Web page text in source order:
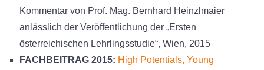
Kommentar von Prof. Mag. Bernhard Heinzlmaier
anlässlich der Veröffentlichung der „Ersten
österreichischen Lehrlingsstudie“, Wien, 2015
FACHBEITRAG 2015: High Potentials, Young